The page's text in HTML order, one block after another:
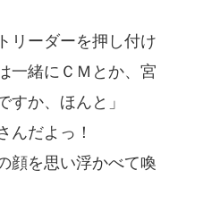
リーダーを押し付け
一緒にＣＭとか、宮
すか、ほんと」
だよっ！
顔を思い浮かべて喚